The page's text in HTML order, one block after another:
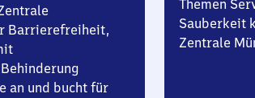
Barrierefreiheit,
an und bucht für
Themen
Sauberkeit
Zentrale